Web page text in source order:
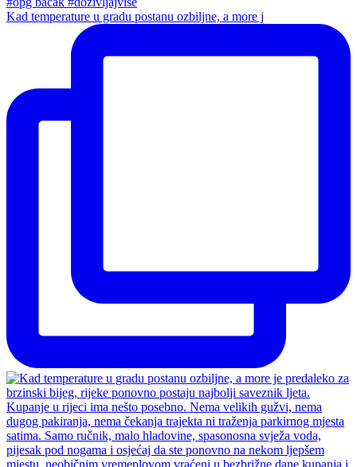
Kad temperature u gradu postanu ozbiljne, a more j